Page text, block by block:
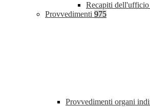
Recapiti dell'ufficio
Provvedimenti 975
Provvedimenti organi